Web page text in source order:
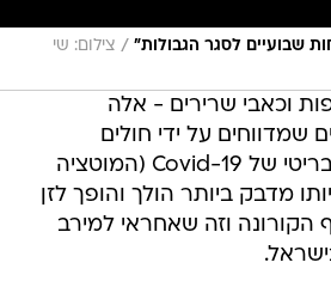
שבועיים לסגר הגבולות" / צילום: שי
וכאבי שרירים - אלה
שמדווחים על ידי חולים
שנדבקו בווריאנט הבריטי של Covid-19 (המוטציה
מדבק ביותר הולך והופך לזן
הקורונה וזה שאחראי למירב